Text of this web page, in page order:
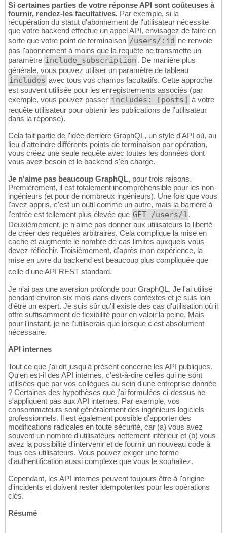
Si certaines parties de votre réponse API sont coûteuses à
fournir, rendez-les facultatives. Par exemple, si la
récupération du statut d'abonnement de l'utilisateur nécessite
que votre backend effectue un appel API, envisagez de faire en
sorte que votre point de terminaison /users/:id ne renvoie
pas l'abonnement à moins que la requête ne transmette un
paramètre include_subscription . De manière plus
générale, vous pouvez utiliser un paramètre de tableau
includes avec tous vos champs facultatifs. Cette approche
est souvent utilisée pour les enregistrements associés (par
exemple, vous pouvez passer includes: [posts] à votre
requête utilisateur pour obtenir les publications de l'utilisateur
dans la réponse).
Cela fait partie de l'idée derrière GraphQL, un style d'API où, au
lieu d'atteindre différents points de terminaison par opération,
vous créez une seule requête avec toutes les données dont
vous avez besoin et le backend s'en charge.
Je n'aime pas beaucoup GraphQL, pour trois raisons.
Premièrement, il est totalement incompréhensible pour les non-
ingénieurs (et pour de nombreux ingénieurs). Une fois que vous
l'avez appris, c'est un outil comme un autre, mais la barrière à
l'entrée est tellement plus élevée que GET /users/1 .
Deuxièmement, je n'aime pas donner aux utilisateurs la liberté
de créer des requêtes arbitraires. Cela complique la mise en
cache et augmente le nombre de cas limites auxquels vous
devez réfléchir. Troisièmement, d'après mon expérience, la
mise en uvre du backend est beaucoup plus compliquée que
celle d'une API REST standard.
Je n'ai pas une aversion profonde pour GraphQL. Je l'ai utilisé
pendant environ six mois dans divers contextes et je suis loin
d'être un expert. Je suis sûr qu'il existe des cas d'utilisation où il
offre suffisamment de flexibilité pour en valoir la peine. Mais
pour l'instant, je ne l'utiliserais que lorsque c'est absolument
nécessaire.
API internes
Tout ce que j'ai dit jusqu'à présent concerne les API publiques.
Qu'en est-il des API internes, c'est-à-dire celles qui ne sont
utilisées que par vos collègues au sein d'une entreprise donnée
? Certaines des hypothèses que j'ai formulées ci-dessus ne
s'appliquent pas aux API internes. Par exemple, vos
consommateurs sont généralement des ingénieurs logiciels
professionnels. Il est également possible d'apporter des
modifications radicales en toute sécurité, car (a) vous avez
souvent un nombre d'utilisateurs nettement inférieur et (b) vous
avez la possibilité d'intervenir et de fournir un nouveau code à
tous ces utilisateurs. Vous pouvez exiger une forme
d'authentification aussi complexe que vous le souhaitez.
Cependant, les API internes peuvent toujours être à l'origine
d'incidents et doivent rester idempotentes pour les opérations
clés.
Résumé